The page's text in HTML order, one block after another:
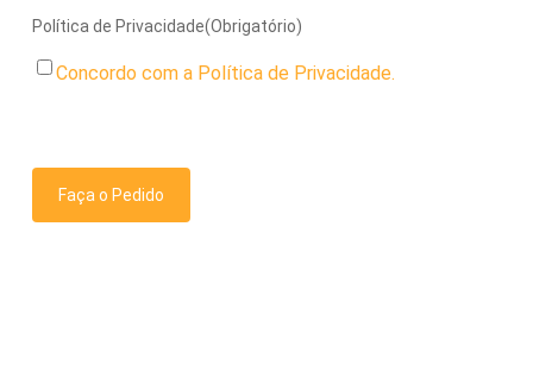
Política de Privacidade(Obrigatório)
Concordo com a Política de Privacidade.